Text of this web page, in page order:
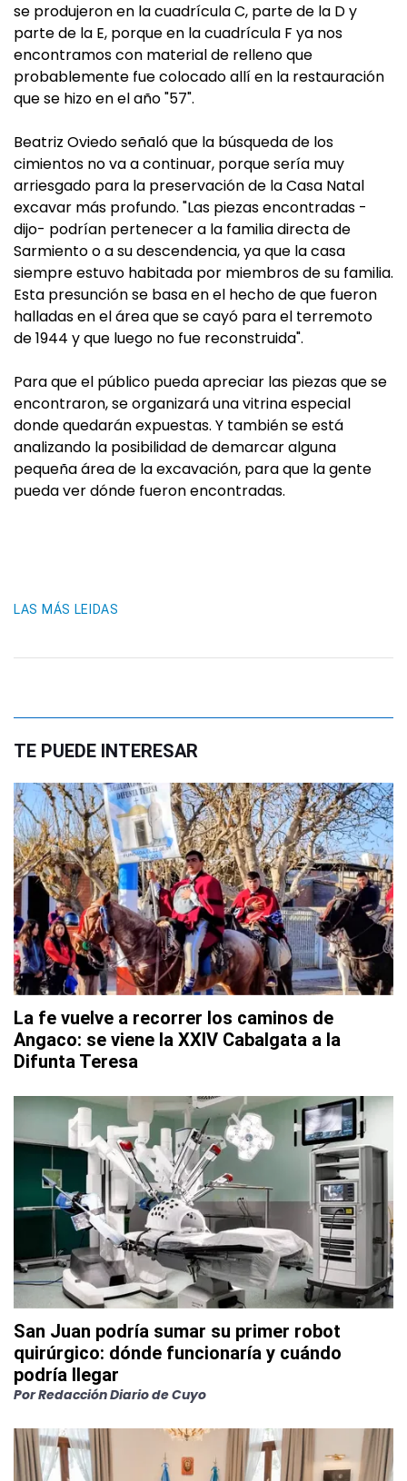
se produjeron en la cuadrícula C, parte de la D y
parte de la E, porque en la cuadrícula F ya nos
encontramos con material de relleno que
probablemente fue colocado allí en la restauración
que se hizo en el año "57".
Beatriz Oviedo señaló que la búsqueda de los
cimientos no va a continuar, porque sería muy
arriesgado para la preservación de la Casa Natal
excavar más profundo. "Las piezas encontradas -
dijo- podrían pertenecer a la familia directa de
Sarmiento o a su descendencia, ya que la casa
siempre estuvo habitada por miembros de su familia.
Esta presunción se basa en el hecho de que fueron
halladas en el área que se cayó para el terremoto
de 1944 y que luego no fue reconstruida".
Para que el público pueda apreciar las piezas que se
encontraron, se organizará una vitrina especial
donde quedarán expuestas. Y también se está
analizando la posibilidad de demarcar alguna
pequeña área de la excavación, para que la gente
pueda ver dónde fueron encontradas.
LAS MÁS LEIDAS
TE PUEDE INTERESAR
La fe vuelve a recorrer los caminos de
Angaco: se viene la XXIV Cabalgata a la
Difunta Teresa
San Juan podría sumar su primer robot
quirúrgico: dónde funcionaría y cuándo
podría llegar
PorRedacción Diario de Cuyo